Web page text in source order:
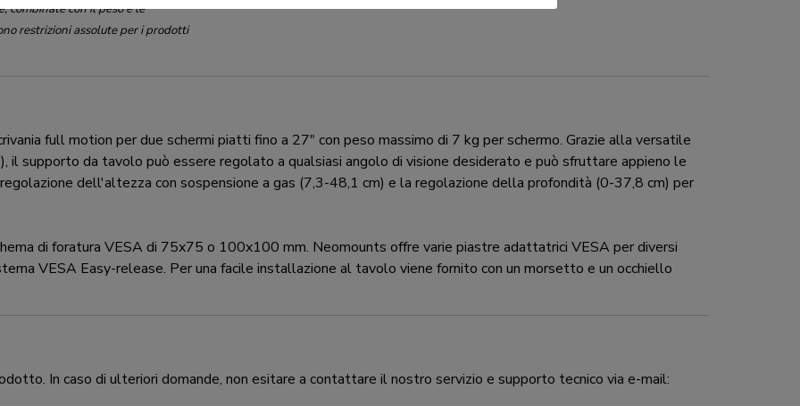
combinate con il peso e le
restrizioni assolute per i prodotti
full motion per due schermi piatti fino a 27" con peso massimo di 7 kg per schermo. Grazie alla versatile
il supporto da tavolo può essere regolato a qualsiasi angolo di visione desiderato e può sfruttare appieno le
dell'altezza con sospensione a gas (7,3-48,1 cm) e la regolazione della profondità (0-37,8 cm) per
di foratura VESA di 75x75 o 100x100 mm. Neomounts offre varie piastre adattatrici VESA per diversi
VESA Easy-release. Per una facile installazione al tavolo viene fornito con un morsetto e un occhiello
In caso di ulteriori domande, non esitare a contattare il nostro servizio e supporto tecnico via e-mail: